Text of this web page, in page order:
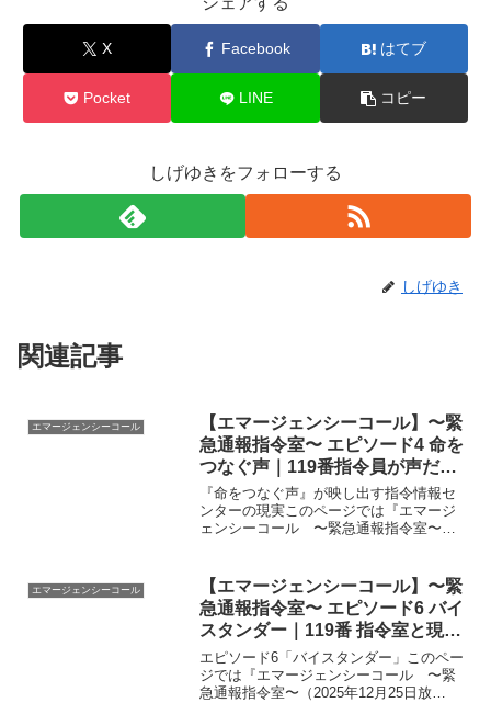
X Facebook はてブ
Pocket LINE コピー
しげゆきをフォローする
しげゆき
関連記事
エマージェンシーコール
【エマージェンシーコール】〜緊
急通報指令室〜 エピソード4 命を
つなぐ声｜119番指令員が声だけ
で命をつなぐ指令情報センターの
仕事｜2025年12月25日
『命をつなぐ声』が映し出す指令情報セ
ンターの現実このページでは『エマージ
ェンシーコール 〜緊急通報指令室〜
で描かれたのは、119番の電話口だけを頼
りに命と向き合...
エマージェンシーコール
【エマージェンシーコール】〜緊
急通報指令室〜 エピソード6 バイ
スタンダー｜119番 指令室と現場
に居合わせた人の役割 2025年12
月25日
エピソード6「バイスタンダー」このペー
ジでは『エマージェンシーコール 〜緊
急通報指令室〜（2025年12月25日放